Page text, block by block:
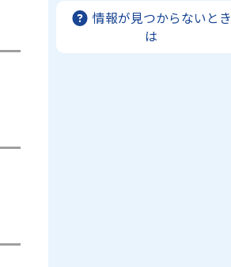
情報が見つからないとき
は